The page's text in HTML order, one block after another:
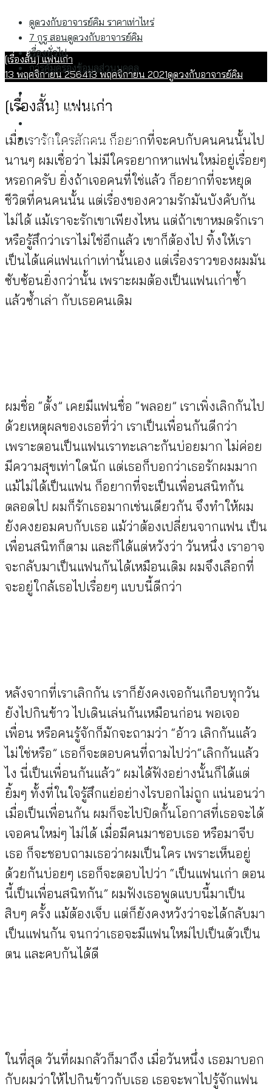
content
ดูดวงกับอาจารย์คิม ราคาเท่าไหร่
7 กูรู สอนดูดวงกับอาจารย์คิม
เรื่องทั่วไป
การคุ้มครองข้อมูลส่วนบุคคล
ดูดวงกับอาจารย์คิม ราคาเท่าไหร่
7 กูรู สอนดูดวงกับอาจารย์คิม
การคุ้มครองข้อมูลส่วนบุคคล
สำหรับ:
[เรื่องสั้น] แฟนเก่า
13 พฤศจิกายน 256413 พฤศจิกายน 2021ดูดวงกับอาจารย์คิม
[เรื่องสั้น] แฟนเก่า
เมื่อเรารักใครสักคน ก็อยากที่จะคบกับคนคนนั้นไป
นานๆ ผมเชื่อว่า ไม่มีใครอยากหาแฟนใหม่อยู่เรื่อยๆ
หรอกครับ ยิ่งถ้าเจอคนที่ใช่แล้ว ก็อยากที่จะหยุด
ชีวิตที่คนคนนั้น แต่เรื่องของความรักมันบังคับกัน
ไม่ได้ แม้เราจะรักเขาเพียงไหน แต่ถ้าเขาหมดรักเรา
หรือรู้สึกว่าเราไม่ใช่อีกแล้ว เขาก็ต้องไป ทิ้งให้เรา
เป็นได้แค่แฟนเก่าเท่านั้นเอง แต่เรื่องราวของผมมัน
ซับซ้อนยิ่งกว่านั้น เพราะผมต้องเป็นแฟนเก่าซ้ำ
แล้วซ้ำเล่า กับเธอคนเดิม
ผมชื่อ “ตั้ง” เคยมีแฟนชื่อ “พลอย” เราเพิ่งเลิกกันไป
ด้วยเหตุผลของเธอที่ว่า เราเป็นเพื่อนกันดีกว่า
เพราะตอนเป็นแฟนเราทะเลาะกันบ่อยมาก ไม่ค่อย
มีความสุขเท่าใดนัก แต่เธอก็บอกว่าเธอรักผมมาก
แม้ไม่ได้เป็นแฟน ก็อยากที่จะเป็นเพื่อนสนิทกัน
ตลอดไป ผมก็รักเธอมากเช่นเดียวกัน จึงทำให้ผม
ยังคงยอมคบกับเธอ แม้ว่าต้องเปลี่ยนจากแฟน เป็น
เพื่อนสนิทก็ตาม และก็ได้แต่หวังว่า วันหนึ่ง เราอาจ
จะกลับมาเป็นแฟนกันได้เหมือนเดิม ผมจึงเลือกที่
จะอยู่ใกล้เธอไปเรื่อยๆ แบบนี้ดีกว่า
หลังจากที่เราเลิกกัน เราก็ยังคงเจอกันเกือบทุกวัน
ยังไปกินข้าว ไปเดินเล่นกันเหมือนก่อน พอเจอ
เพื่อน หรือคนรู้จักก็มักจะถามว่า “อ้าว เลิกกันแล้ว
ไม่ใช่หรือ” เธอก็จะตอบคนที่ถามไปว่า“เลิกกันแล้ว
ไง นี่เป็นเพื่อนกันแล้ว” ผมได้ฟังอย่างนั้นก็ได้แต่
ยิ้มๆ ทั้งที่ในใจรู้สึกแย่อย่างไรบอกไม่ถูก แน่นอนว่า
เมื่อเป็นเพื่อนกัน ผมก็จะไปปิดกั้นโอกาสที่เธอจะได้
เจอคนใหม่ๆ ไม่ได้ เมื่อมีคนมาชอบเธอ หรือมาจีบ
เธอ ก็จะชอบถามเธอว่าผมเป็นใคร เพราะเห็นอยู่
ด้วยกันบ่อยๆ เธอก็จะตอบไปว่า “เป็นแฟนเก่า ตอน
นี้เป็นเพื่อนสนิทกัน” ผมฟังเธอพูดแบบนี้มาเป็น
สิบๆ ครั้ง แม้ต้องเจ็บ แต่ก็ยังคงหวังว่าจะได้กลับมา
เป็นแฟนกัน จนกว่าเธอจะมีแฟนใหม่ไปเป็นตัวเป็น
ตน และคบกันได้ดี
ในที่สุด วันที่ผมกลัวก็มาถึง เมื่อวันหนึ่ง เธอมาบอก
กับผมว่าให้ไปกินข้าวกับเธอ เธอจะพาไปรู้จักแฟน